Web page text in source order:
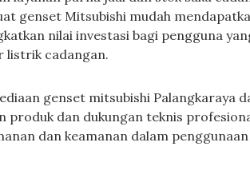
genset Mitsubishi mudah
nilai investasi bagi pengguna
listrik cadangan.
genset mitsubishi Palangkaraya
produk dan dukungan teknis
dan keamanan dalam